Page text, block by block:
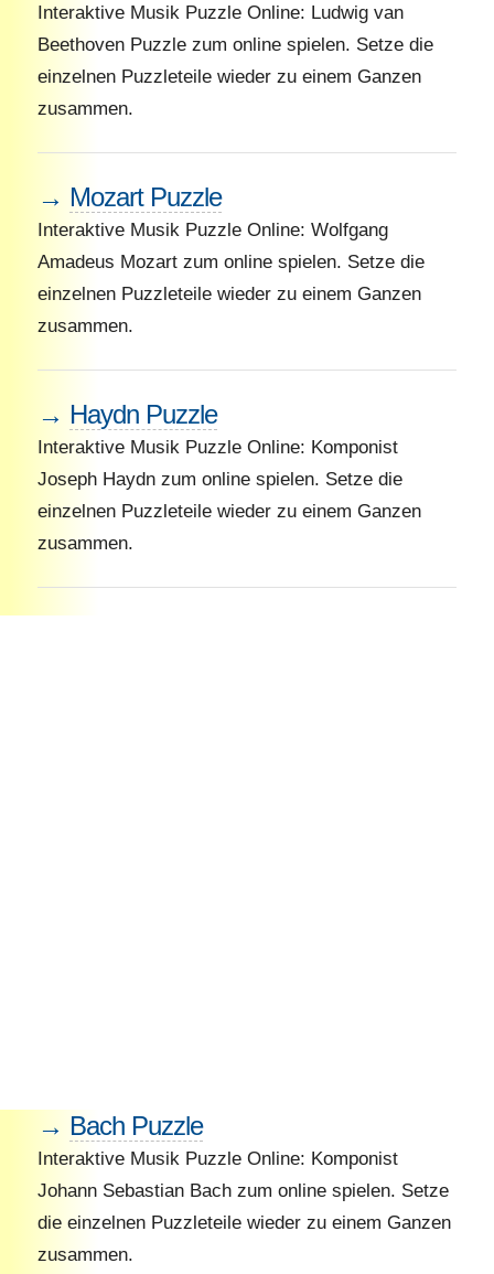
Interaktive Musik Puzzle Online: Ludwig van
Beethoven Puzzle zum online spielen. Setze die
einzelnen Puzzleteile wieder zu einem Ganzen
zusammen.
→ Mozart Puzzle
Interaktive Musik Puzzle Online: Wolfgang
Amadeus Mozart zum online spielen. Setze die
einzelnen Puzzleteile wieder zu einem Ganzen
zusammen.
→ Haydn Puzzle
Interaktive Musik Puzzle Online: Komponist
Joseph Haydn zum online spielen. Setze die
einzelnen Puzzleteile wieder zu einem Ganzen
zusammen.
→ Bach Puzzle
Interaktive Musik Puzzle Online: Komponist
Johann Sebastian Bach zum online spielen. Setze
die einzelnen Puzzleteile wieder zu einem Ganzen
zusammen.